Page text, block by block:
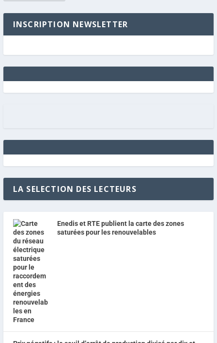
INSCRIPTION NEWSLETTER
LA SELECTION DES LECTEURS
Enedis et RTE publient la carte des zones
saturées pour les renouvelables